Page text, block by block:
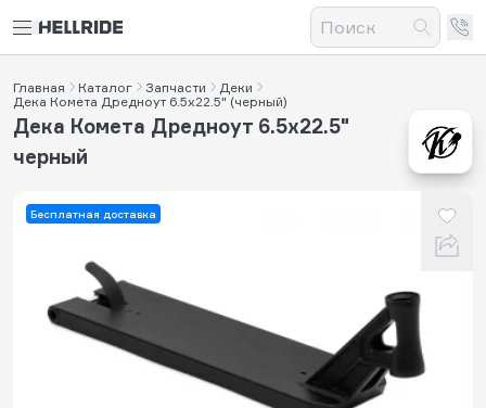
Главная Каталог Запчасти
Деки
Дека Комета Дредноут 6.5x22.5" (черный)
Бесплатная доставка
Дека Комета Дредноут 6.5x22.5"
черный